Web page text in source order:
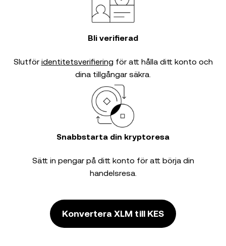
Bli verifierad
Slutför identitetsverifiering för att hålla ditt konto och
dina tillgångar säkra.
Snabbstarta din kryptoresa
Sätt in pengar på ditt konto för att börja din
handelsresa.
Konvertera XLM till KES